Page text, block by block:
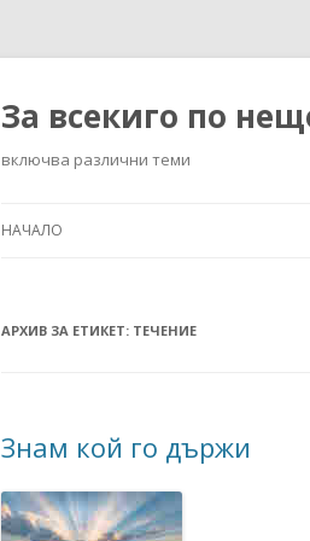
За всекиго по
включва различни теми
НАЧАЛО
АРХИВ ЗА ЕТИКЕТ: ТЕЧЕНИЕ
Знам кой го държи